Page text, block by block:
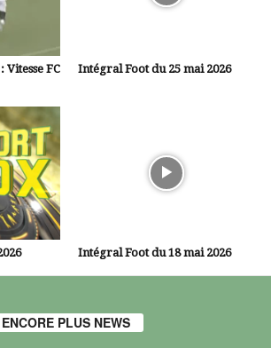
Vitesse FC
Intégral Foot du 25 mai 2026
Intégral Foot du 18 mai 2026
ENCORE PLUS NEWS